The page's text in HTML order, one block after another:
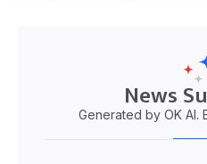
News
Generated by OK AI.